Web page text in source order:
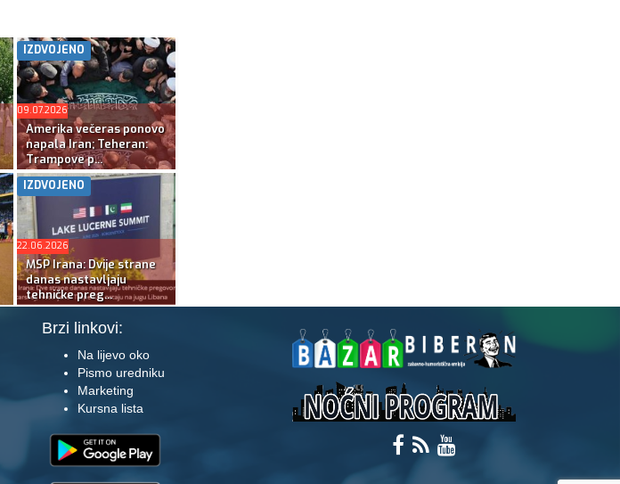
IZDVOJENO
09.07.2026
Amerika večeras ponovo
napala Iran; Teheran:
Trampove p...
IZDVOJENO
22.06.2026
MSP Irana: Dvije strane
danas nastavljaju
tehničke preg...
Brzi linkovi:
Na lijevo oko
Pismo uredniku
Marketing
Kursna lista